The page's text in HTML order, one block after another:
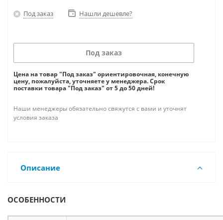
Под заказ Нашли дешевле?
Под заказ
Цена на товар "Под заказ" ориентировочная, конечную
цену, пожалуйста, уточняете у менеджера. Срок
поставки товара "Под заказ" от 5 до 50 дней!
Наши менеджеры обязательно свяжутся с вами и уточнят
условия заказа
Описание
ОСОБЕННОСТИ